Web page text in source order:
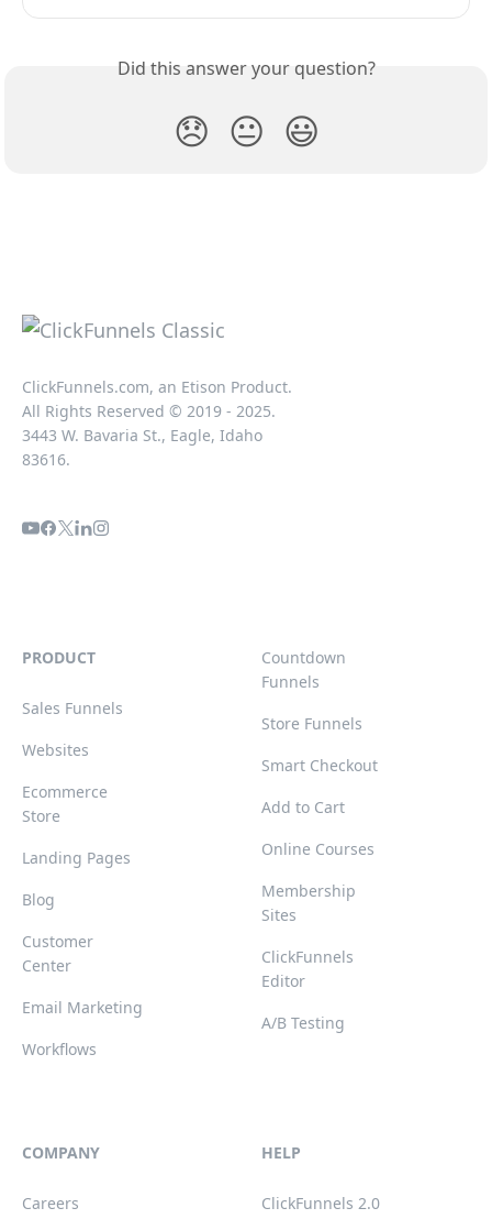
Did this answer your question?
😞 😐 😃
ClickFunnels.com, an Etison Product.
All Rights Reserved © 2019 - 2025.
3443 W. Bavaria St., Eagle, Idaho
83616.
PRODUCT
Sales Funnels
Websites
Ecommerce
Store
Landing Pages
Blog
Customer
Center
Email Marketing
Workflows
Countdown
Funnels
Store Funnels
Smart Checkout
Add to Cart
Online Courses
Membership
Sites
ClickFunnels
Editor
A/B Testing
COMPANY
Careers
HELP
ClickFunnels 2.0